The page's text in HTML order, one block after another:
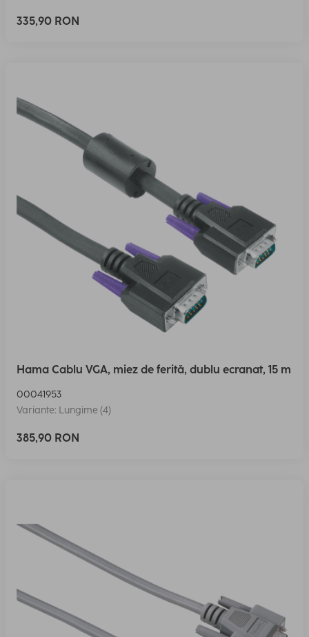
335,90 RON
Hama Cablu VGA, miez de ferită, dublu ecranat, 15 m
00041953
Variante: Lungime (4)
385,90 RON